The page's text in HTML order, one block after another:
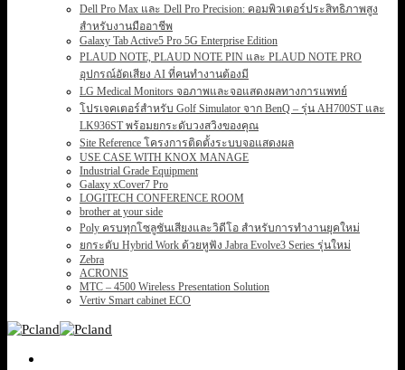
Dell Pro Max และ Dell Pro Precision: คอมพิวเตอร์ประสิทธิภาพสูง
สำหรับงานมืออาชีพ
Galaxy Tab Active5 Pro 5G Enterprise Edition
PLAUD NOTE, PLAUD NOTE PIN และ PLAUD NOTE PRO
อุปกรณ์อัดเสียง AI ที่คนทำงานต้องมี
LG Medical Monitors จอภาพและจอแสดงผลทางการแพทย์
โปรเจคเตอร์สำหรับ Golf Simulator จาก BenQ – รุ่น AH700ST และ
LK936ST พร้อมยกระดับวงสวิงของคุณ
Site Reference โครงการติดตั้งระบบจอแสดงผล
USE CASE WITH KNOX MANAGE
Industrial Grade Equipment
Galaxy xCover7 Pro
LOGITECH CONFERENCE ROOM
brother at your side
Poly ครบทุกโซลูชันเสียงและวิดีโอ สำหรับการทำงานยุคใหม่
ยกระดับ Hybrid Work ด้วยหูฟัง Jabra Evolve3 Series รุ่นใหม่
Zebra
ACRONIS
MTC – 4500 Wireless Presentation Solution
Vertiv Smart cabinet ECO